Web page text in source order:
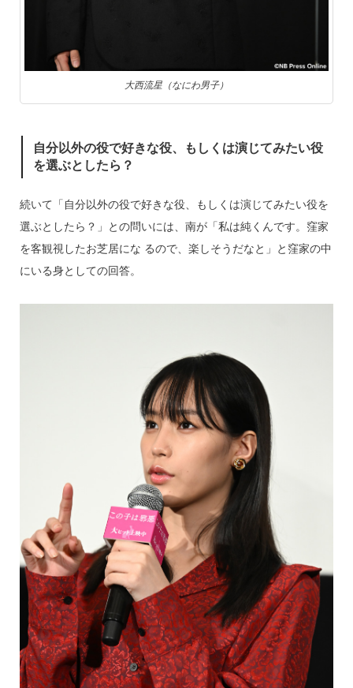
大西流星（なにわ男子）
自分以外の役で好きな役、もしくは演じてみたい役
を選ぶとしたら？
続いて「自分以外の役で好きな役、もしくは演じてみたい役を
選ぶとしたら？」との問いには、南が「私は純くんです。窪家
を客観視したお芝居にな るので、楽しそうだなと」と窪家の中
にいる身としての回答。